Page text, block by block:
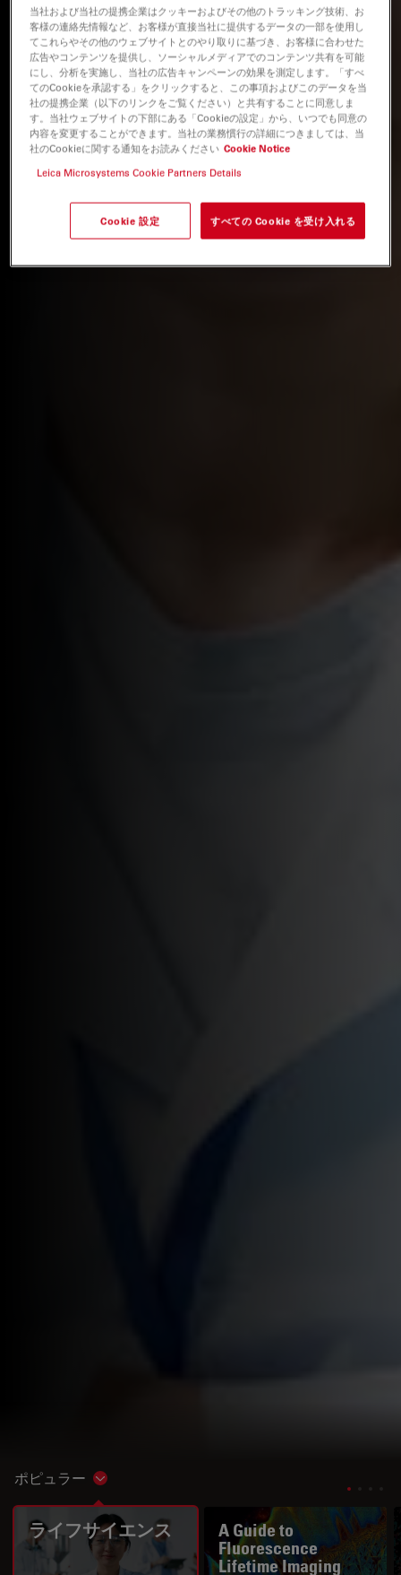
ポピュラー Show subnavigation
ライフサイエンス
A Guide to
Fluorescence
Lifetime Imaging
当社および当社の提携企業はクッキーおよびその他のトラッキング技術、お
客様の連絡先情報など、お客様が直接当社に提供するデータの一部を使用し
てこれらやその他のウェブサイトとのやり取りに基づき、お客様に合わせた
広告やコンテンツを提供し、ソーシャルメディアでのコンテンツ共有を可能
にし、分析を実施し、当社の広告キャンペーンの効果を測定します。「すべ
てのCookieを承認する」をクリックすると、この事項およびこのデータを当
社の提携企業（以下のリンクをご覧ください）と共有することに同意しま
す。当社ウェブサイトの下部にある「Cookieの設定」から、いつでも同意の
内容を変更することができます。当社の業務慣行の詳細につきましては、当
社のCookieに関する通知をお読みください Cookie Notice
Leica Microsystems Cookie Partners Details
Cookie 設定 すべての Cookie を受け入れる